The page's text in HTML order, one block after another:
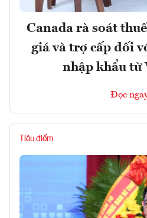
Canada rà soát
giá và trợ cấp đối
nhập khẩu từ
Đọc
Tiêu điểm